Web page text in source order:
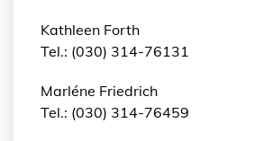
Kathleen Forth
Tel.: (030) 314-76131
Marléne Friedrich
Tel.: (030) 314-76459